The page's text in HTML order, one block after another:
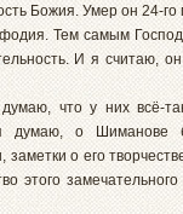
Божия. Умер он 24-го
Тем самым
И я считаю, он
что у них всё-
думаю, о Шиманове
заметки о его
этого